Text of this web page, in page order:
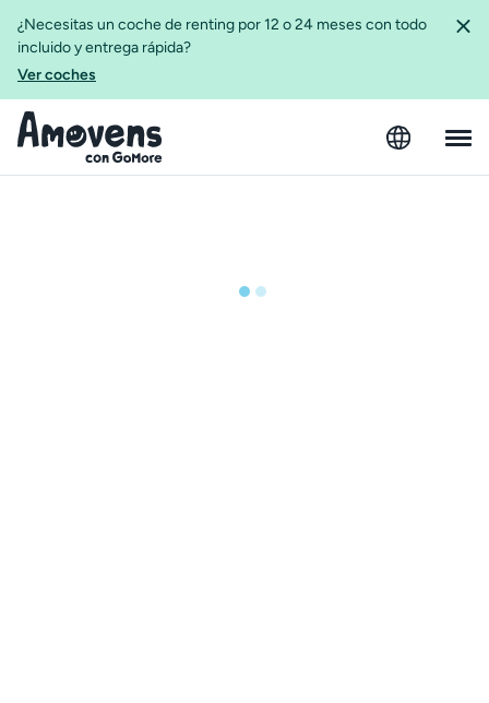
¿Necesitas un coche de renting por 12 o 24 meses con todo
incluido y entrega rápida?
Ver coches